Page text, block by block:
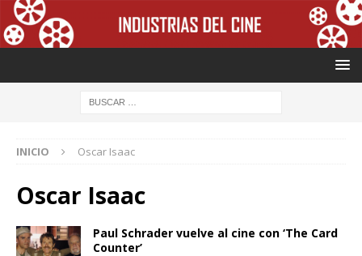
INICIO Oscar Isaac
Oscar Isaac
Paul Schrader vuelve al cine con ‘The Card
Counter’